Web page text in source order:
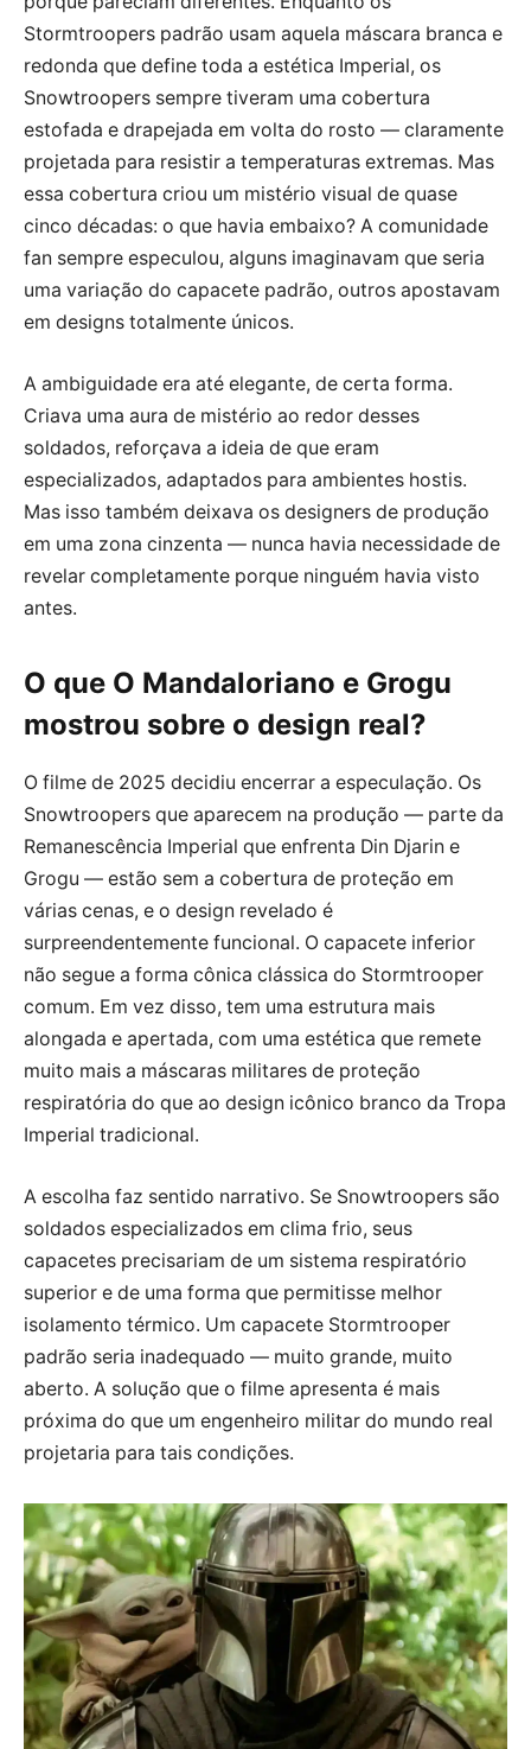
Stormtroopers padrão usam aquela máscara branca e
redonda que define toda a estética Imperial, os
Snowtroopers sempre tiveram uma cobertura
estofada e drapejada em volta do rosto — claramente
projetada para resistir a temperaturas extremas. Mas
essa cobertura criou um mistério visual de quase
cinco décadas: o que havia embaixo? A comunidade
fan sempre especulou, alguns imaginavam que seria
uma variação do capacete padrão, outros apostavam
em designs totalmente únicos.
A ambiguidade era até elegante, de certa forma.
Criava uma aura de mistério ao redor desses
soldados, reforçava a ideia de que eram
especializados, adaptados para ambientes hostis.
Mas isso também deixava os designers de produção
em uma zona cinzenta — nunca havia necessidade de
revelar completamente porque ninguém havia visto
antes.
O que O Mandaloriano e Grogu
mostrou sobre o design real?
O filme de 2025 decidiu encerrar a especulação. Os
Snowtroopers que aparecem na produção — parte da
Remanescência Imperial que enfrenta Din Djarin e
Grogu — estão sem a cobertura de proteção em
várias cenas, e o design revelado é
surpreendentemente funcional. O capacete inferior
não segue a forma cônica clássica do Stormtrooper
comum. Em vez disso, tem uma estrutura mais
alongada e apertada, com uma estética que remete
muito mais a máscaras militares de proteção
respiratória do que ao design icônico branco da Tropa
Imperial tradicional.
A escolha faz sentido narrativo. Se Snowtroopers são
soldados especializados em clima frio, seus
capacetes precisariam de um sistema respiratório
superior e de uma forma que permitisse melhor
isolamento térmico. Um capacete Stormtrooper
padrão seria inadequado — muito grande, muito
aberto. A solução que o filme apresenta é mais
próxima do que um engenheiro militar do mundo real
projetaria para tais condições.